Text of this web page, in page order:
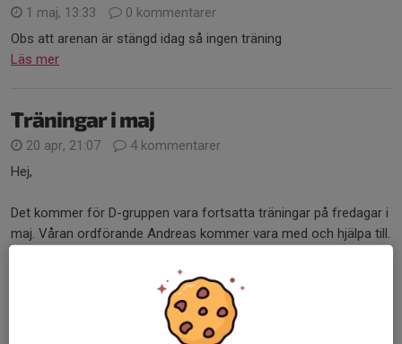
1 maj, 13:33
0 kommentarer
Obs att arenan är stängd idag så ingen träning
Läs mer
Träningar i maj
20 apr, 21:07
4 kommentarer
Hej,
Det kommer för D-gruppen vara fortsatta träningar på fredagar i
maj. Våran ordförande Andreas kommer vara med och hjälpa till.